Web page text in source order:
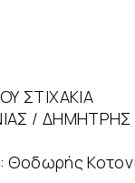
ΣΤΙΧΑΚΙΑ
/ ΔΗΜΗΤΡΗΣ
Θοδωρής